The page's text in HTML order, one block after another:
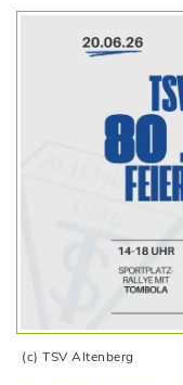
(c) TSV Altenberg